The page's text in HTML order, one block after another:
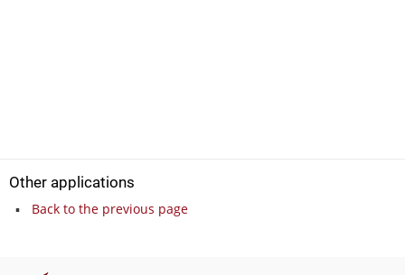
Other applications
Back to the previous page